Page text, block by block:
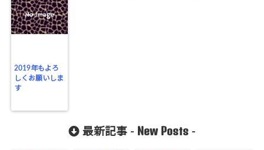
り】
2019年もよろ
しくお願いしま
す
最新記事 - New Posts -